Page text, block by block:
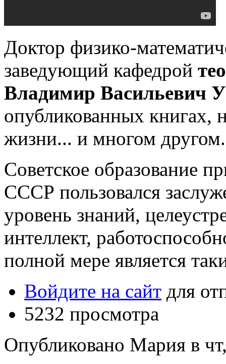
Доктор физико-
заведующий кафедрой
Владимир Васильевич
опубликованных книгах,
жизни... и многом другом.
Советское образование
СССР пользовался
уровень знаний,
интеллект,
полной мере является
Войдите на сайт для
5232 просмотра
Опубликовано Мария в